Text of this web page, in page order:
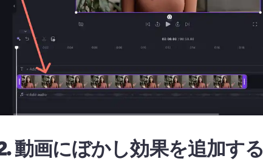
動画にぼかし効果を追加する